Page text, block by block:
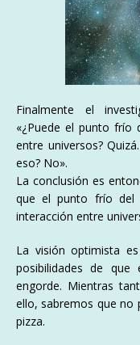
Finalmente el
«¿Puede el punto frío
entre universos?
eso? No».
La conclusión es
que el punto frío del
interacción entre
La visión optimista
posibilidades de
engorde. Mientras
ello, sabremos que no
pizza.